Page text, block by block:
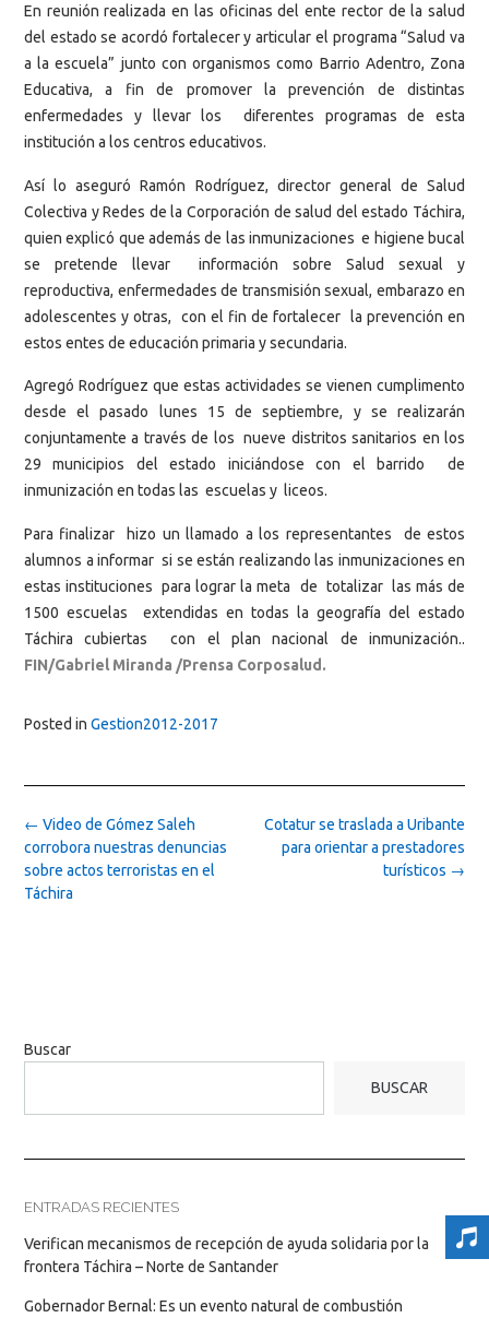
En reunión realizada en las oficinas del ente rector de la salud
del estado se acordó fortalecer y articular el programa “Salud va
a la escuela” junto con organismos como Barrio Adentro, Zona
Educativa, a fin de promover la prevención de distintas
enfermedades y llevar los diferentes programas de esta
institución a los centros educativos.
Así lo aseguró Ramón Rodríguez, director general de Salud
Colectiva y Redes de la Corporación de salud del estado Táchira,
quien explicó que además de las inmunizaciones e higiene bucal
se pretende llevar información sobre Salud sexual y
reproductiva, enfermedades de transmisión sexual, embarazo en
adolescentes y otras, con el fin de fortalecer la prevención en
estos entes de educación primaria y secundaria.
Agregó Rodríguez que estas actividades se vienen cumplimento
desde el pasado lunes 15 de septiembre, y se realizarán
conjuntamente a través de los nueve distritos sanitarios en los
29 municipios del estado iniciándose con el barrido de
inmunización en todas las escuelas y liceos.
Para finalizar hizo un llamado a los representantes de estos
alumnos a informar si se están realizando las inmunizaciones en
estas instituciones para lograr la meta de totalizar las más de
1500 escuelas extendidas en todas la geografía del estado
Táchira cubiertas con el plan nacional de inmunización..
FIN/Gabriel Miranda /Prensa Corposalud.
Posted in Gestion2012-2017
Post
navigation
Cotatur se traslada a Uribante
para orientar a prestadores
turísticos →
← Video de Gómez Saleh
corrobora nuestras denuncias
sobre actos terroristas en el
Táchira
Buscar
BUSCAR
ENTRADAS RECIENTES
Verifican mecanismos de recepción de ayuda solidaria por la
frontera Táchira – Norte de Santander
Gobernador Bernal: Es un evento natural de combustión